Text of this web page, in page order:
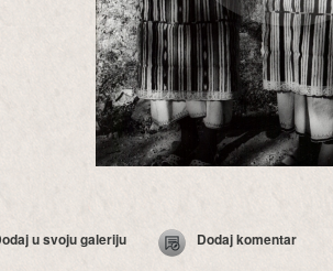
u svoju galeriju Dodaj komentar